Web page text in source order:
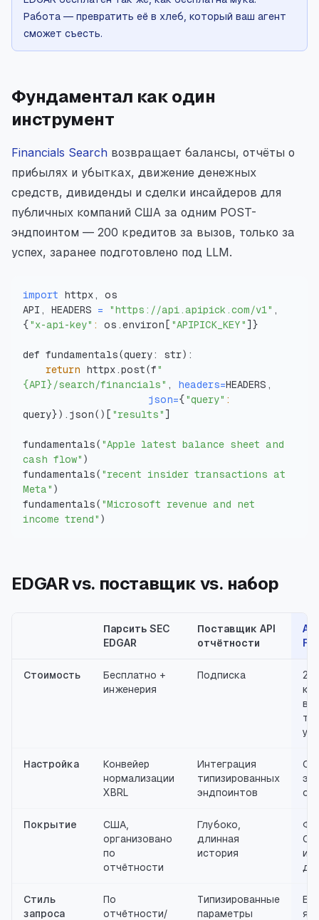
Работа — превратить её в хлеб, который ваш агент
сможет съесть.
Фундаментал как один
инструмент
Financials Search возвращает балансы, отчёты о
прибылях и убытках, движение денежных
средств, дивиденды и сделки инсайдеров для
публичных компаний США за одним POST-
эндпоинтом — 200 кредитов за вызов, только за
успех, заранее подготовлено под LLM.
import
API, HEADERS = "https://api.apipick.com/v1"
{ "x-api-key" : os.environ [ "APIPICK_KEY" ] }
def fundamentals(query: str)
return httpx.post(f"
{API}/search/financials" , headers=
json={ "query" :
query}) .json( ) [ "results" ]
fundamentals( "Apple latest balance sheet and
cash flow" )
fundamentals( "recent insider transactions at
Meta" )
fundamentals( "Microsoft revenue and net
income trend" )
EDGAR vs. поставщик vs. набор
Парсить SEC
EDGAR
Поставщик API
отчётности
Стоимость
Бесплатно +
инженерия
Подписка
Настройка
Конвейер
нормализации
XBRL
Интеграция
типизированных
эндпоинтов
Покрытие
США,
организовано
по
отчётности
Глубоко,
длинная
история
Стиль
запроса
По
отчётности/
Типизированные
параметры